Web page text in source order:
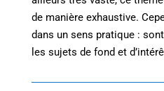
de manière exhaustive.
dans un sens pratique :
les sujets de fond et